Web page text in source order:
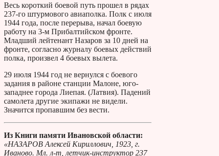
Весь короткий боевой путь прошел в рядах
237-го штурмового авиаполка. Полк с июля
1944 года, после перерыва, начал боевую
работу на 3-м Прибалтийском фронте.
Младший лейтенант Назаров за 10 дней на
фронте, согласно журналу боевых действий
полка, произвел 4 боевых вылета.
29 июля 1944 год не вернулся с боевого
задания в районе станции Малоне, юго-
западнее города Лиепая. (Латвия). Падений
самолета другие экипажи не видели.
Значится пропавшим без вести.
Из Книги памяти Ивановской области:
«НАЗАРОВ Алексей Кириллович, 1923, г.
Иваново. Мл. л-т, летчик-инструктор 237